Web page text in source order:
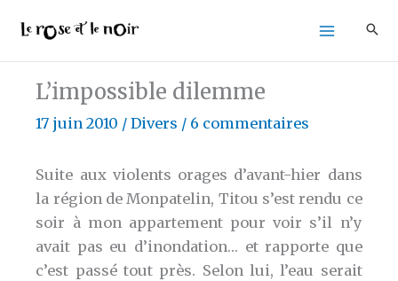
contenu
L’impossible dilemme
17 juin 2010 /Divers / 6 commentaires
Suite aux violents orages d’avant-hier dans
la région de Monpatelin, Titou s’est rendu ce
soir à mon appartement pour voir s’il n’y
avait pas eu d’inondation… et rapporte que
c’est passé tout près. Selon lui, l’eau serait